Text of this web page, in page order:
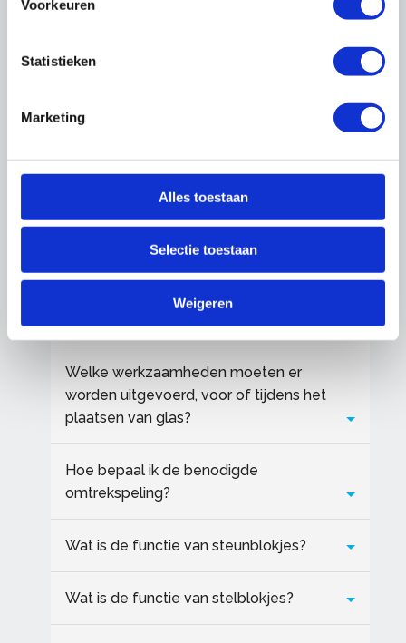
Voorkeuren
Statistieken
Marketing
Alles toestaan
Selectie toestaan
Weigeren
Vragen over glas - plaatsing in houten
voorschriften voor het plaatsen van glas
Wanneer is NPR 3577 van toepassing?
Is het verplicht om glas te plaatsen
Welke werkzaamheden moeten er
worden uitgevoerd, voor of tijdens het
plaatsen van glas?
Hoe bepaal ik de benodigde
omtrekspeling?
Wat is de functie van steunblokjes?
Wat is de functie van stelblokjes?